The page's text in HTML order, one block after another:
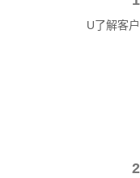
U了解客